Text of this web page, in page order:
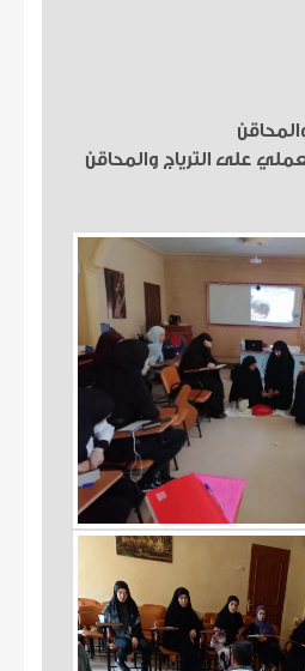
على الترياج والمحاقن